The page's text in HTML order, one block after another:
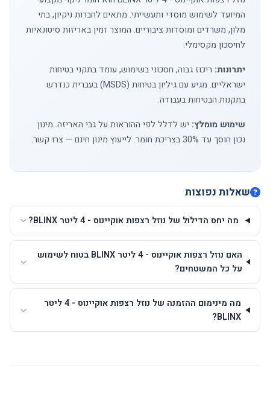
המיועד לשימוש מוסדי ותעשייתי. מתאים לחברות ניקיון, בתי
מלון, משרדים ומוסדות ציבוריים. המוצר זמין באריזות סיטונאיות
לחיסכון מקסימלי.
יתרונות: ריכוז גבוה, חסכוני בשימוש, עומד בתקני בטיחות
ישראליים. מגיע עם גיליון בטיחות (MSDS) בעברית כנדרש
בתקנות הבטיחות בעבודה.
שימוש מומלץ: יש לדלל לפי ההוראות על גבי האריזה. מינון
נכון חוסך עד 30% בצריכת חומר. לייעוץ מינון חינם —
צרו קשר.
שאלות נפוצות
מה יחס הדילול של נוזל רצפות אוקיינוס - 4 ליטר BLINX?
האם נוזל רצפות אוקיינוס - 4 ליטר BLINX בטוח לשימוש
על כל המשטחים?
מה מינימום ההזמנה של נוזל רצפות אוקיינוס - 4 ליטר
BLINX?